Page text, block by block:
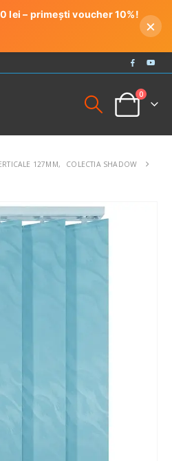
lei – primești voucher 10%!
×
0
127MM,
COLECTIA SHADOW